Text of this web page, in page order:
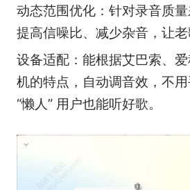
动态范围优化：针对录音质
提高信噪比、减少杂音，让
设备适配：能根据艾巴索、
机的特点，自动调音效，不用
“懒人” 用户也能听好歌。